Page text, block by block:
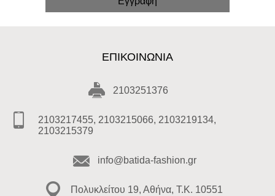
ΕΠΙΚΟΙΝΩΝΊΑ
2103251376
2103217455, 2103215066, 2103219134,
2103215379
info@batida-fashion.gr
Πολυκλείτου 19, Αθήνα, T.K. 10551